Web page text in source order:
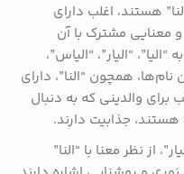
هستند، اغلب دارای
معنایی مشترک با آن
“الیار”، “الیاس”،
نام‌ها، همچون “النا”، دارای
والدینی که به دنبال
جذابیت دارند.
از نظر معنا با “النا”